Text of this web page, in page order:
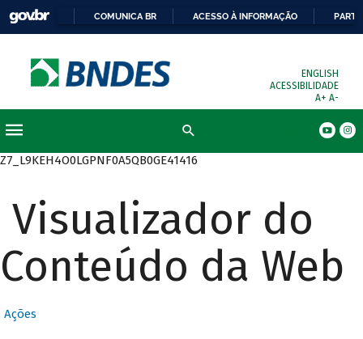
COMUNICA BR ACESSO À INFORMAÇÃO
ENGLISH
ACESSIBILIDADE
A+ A-
Z7_L9KEH4O0LGPNF0A5QB0GE41416
Visualizador do
Conteúdo da Web
Ações